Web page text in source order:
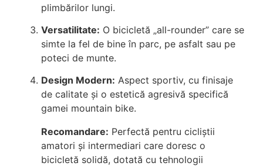
plimbărilor lungi.
Versatilitate: O bicicletă „all-rounder” care se
simte la fel de bine în parc, pe asfalt sau pe
poteci de munte.
Design Modern: Aspect sportiv, cu finisaje
de calitate și o estetică agresivă specifică
gamei mountain bike.
Recomandare: Perfectă pentru cicliștii
amatori și intermediari care doresc o
bicicletă solidă, dotată cu tehnologii